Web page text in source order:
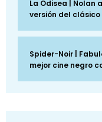
La Odisea | Nolan
versión del
Spider-Noir |
mejor cine negro